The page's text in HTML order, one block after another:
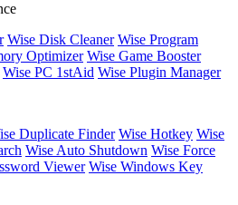
Wise Disk Cleaner Wise Program
Optimizer Wise Game Booster
Wise PC 1stAid Wise Plugin Manager
Duplicate Finder Wise Hotkey Wise
Wise Auto Shutdown Wise Force
Viewer Wise Windows Key